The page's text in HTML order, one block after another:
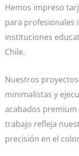
Hemos impreso
para profesionales
instituciones
Chile.
Nuestros
minimalistas y
acabados
trabajo refleja
precisión en el